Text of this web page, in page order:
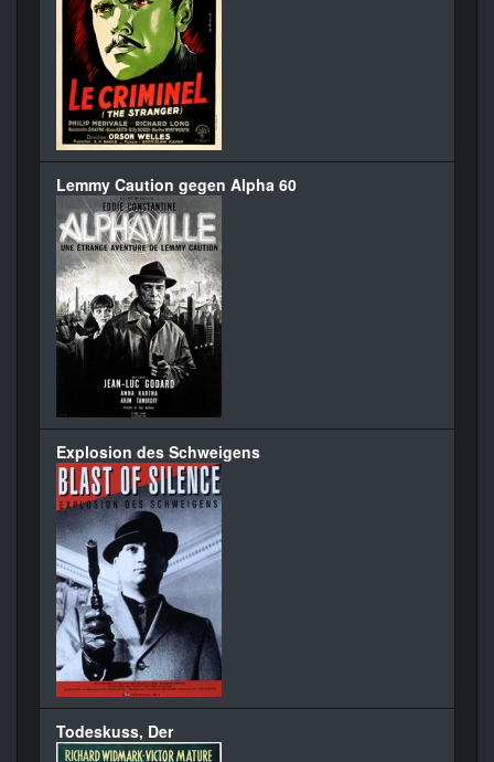
Lemmy Caution gegen Alpha 60
Explosion des Schweigens
Todeskuss, Der